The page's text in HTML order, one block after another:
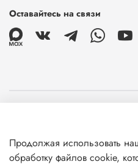
Клиентам
Оставайтесь на связи
Продолжая использовать
обработку файлов cookie,